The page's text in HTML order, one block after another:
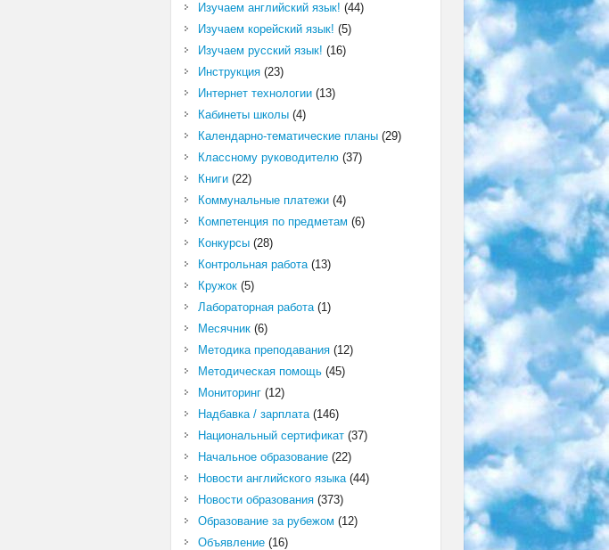
Изучаем английский язык! (44)
Изучаем корейский язык! (5)
Изучаем русский язык! (16)
Инструкция(23)
Интернет технологии(13)
Кабинеты школы(4)
Календарно-тематические планы(29)
Классному руководителю(37)
Книги(22)
Коммунальные платежи(4)
Компетенция по предметам (6)
Конкурсы(28)
Контрольная работа(13)
Кружок(5)
Лабораторная работа(1)
Месячник(6)
Методика преподавания(12)
Методическая помощь(45)
Мониторинг(12)
Надбавка / зарплата(146)
Национальный сертификат(37)
Начальное образование(22)
Новости английского языка(44)
Новости образования(373)
Образование за рубежом (12)
Объявление(16)